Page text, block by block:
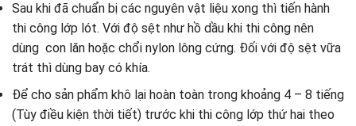
Sau khi đã chuẩn bị các nguyên vật liệu xong thì tiến hành
thi công lớp lót. Với độ sệt như hồ dầu khi thi công nên
dùng con lăn hoặc chổi nylon lông cứng. Đối với độ sệt vữa
trát thì dùng bay có khía.
Để cho sản phẩm khô lại hoàn toàn trong khoảng 4 – 8 tiếng
(Tùy điều kiện thời tiết) trước khi thi công lớp thứ hai theo